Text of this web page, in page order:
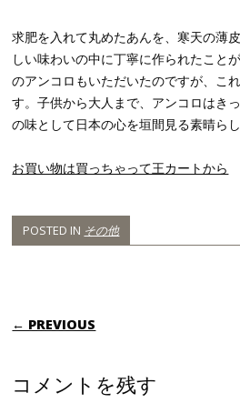
求肥を入れて丸めたあんを、寒天の薄
しい味わいの中に丁寧に作られたこと
のアンコロもいただいたのですが、こ
す。子供から大人まで、アンコロはき
の味として日本の心を垣間見る素晴ら
お買い物は買っちゃって王カートから
POSTED IN その他
POST NAVIGATION
← PREVIOUS
コメントを残す